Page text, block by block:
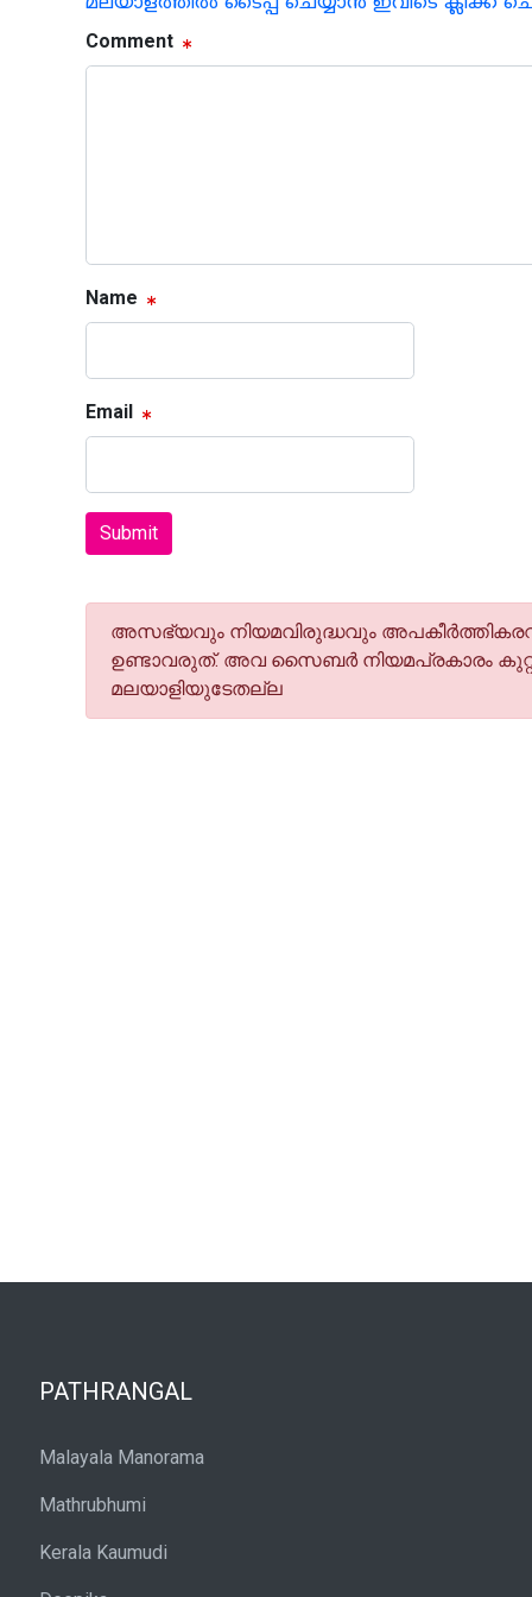
Comment
Name
Email
Submit
അസഭ്യവും നിയമവിരുദ്ധവും
ഉണ്ടാവരുത്. അവ സൈബര്‍ നിയമപ്രകാരം
മലയാളിയുടേതല്ല
PATHRANGAL
Malayala Manorama
Mathrubhumi
Kerala Kaumudi